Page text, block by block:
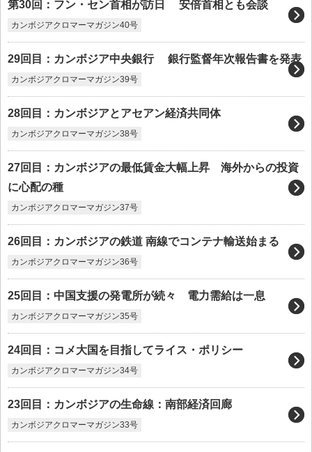
第30回：フン・セン首相が訪日 安倍首相とも会談
カンボジアクロマーマガジン40号
29回目：カンボジア中央銀行 銀行監督年次報告書を発表
カンボジアクロマーマガジン39号
28回目：カンボジアとアセアン経済共同体
カンボジアクロマーマガジン38号
27回目：カンボジアの最低賃金大幅上昇 海外からの投資
に心配の種
カンボジアクロマーマガジン37号
26回目：カンボジアの鉄道 南線でコンテナ輸送始まる
カンボジアクロマーマガジン36号
25回目：中国支援の発電所が続々 電力需給は一息
カンボジアクロマーマガジン35号
24回目：コメ大国を目指してライス・ポリシー
カンボジアクロマーマガジン34号
23回目：カンボジアの生命線：南部経済回廊
カンボジアクロマーマガジン33号